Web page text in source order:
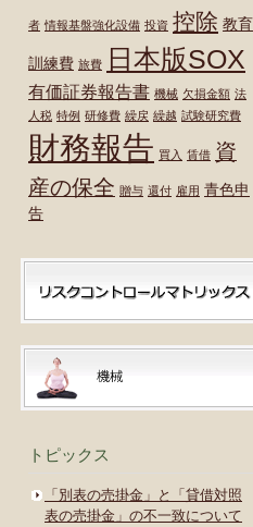
者 情報基盤強化設備 投資 控除 教育
訓練費 旅費 日本版SOX
有価証券報告書 機械 欠損金額 法
人税 特例 研修費 繰戻 繰越 試験研究費
財務報告 買入 賃借 資
産の保全 贈与 還付 雇用 青色申
告
トピックス
「別表の売掛金」と「貸借対照
表の売掛金」の不一致について